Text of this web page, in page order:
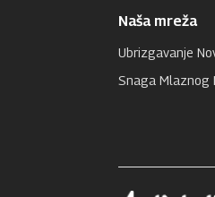
Naša mreža
Ubrizgavanje
Snaga Mlaznog